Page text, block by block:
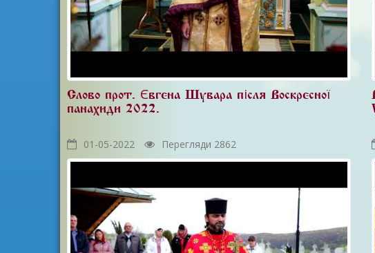
Слово прот. Євгена Шувара після Воскресної
панахиди 2022.
01-05-2022 Перегляди 2862